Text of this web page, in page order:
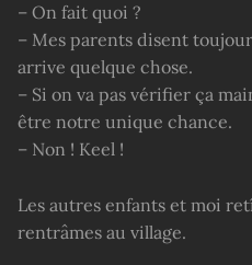
– On fait quoi ?
– Mes parents disent
arrive quelque chose.
– Si on va pas vérifier ça
être notre unique chance.
– Non ! Keel !
Les autres enfants et moi
rentrâmes au village.